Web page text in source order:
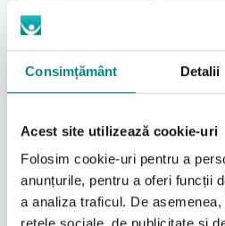
Consimțământ Detalii
Acest site utilizează cookie-uri
Folosim cookie-uri pentru a
anunțurile, pentru a oferi funcții
a analiza traficul. De
scaun cu rotile pe scări, cu
Sunt o soluție excelentă
sau pentru clădiri unde
nu este posibilă. Ele oferă
prezența și asistența unei
platformă elevatoare sau un
scărilor depinde de o
nevoile specifice ale
scaunului cu rotile,
configurația spațiului
preferințele estetice. La